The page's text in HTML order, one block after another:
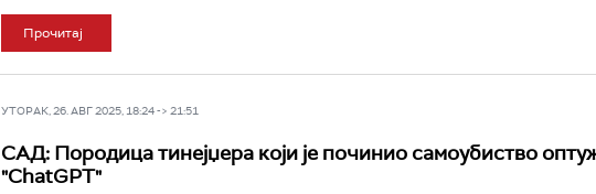
Прочитај
УТОРАК, 26. АВГ 2025, 18:24 -> 21:51
САД: Породица тинејџера који је починио самоубиство
"ChatGPT"